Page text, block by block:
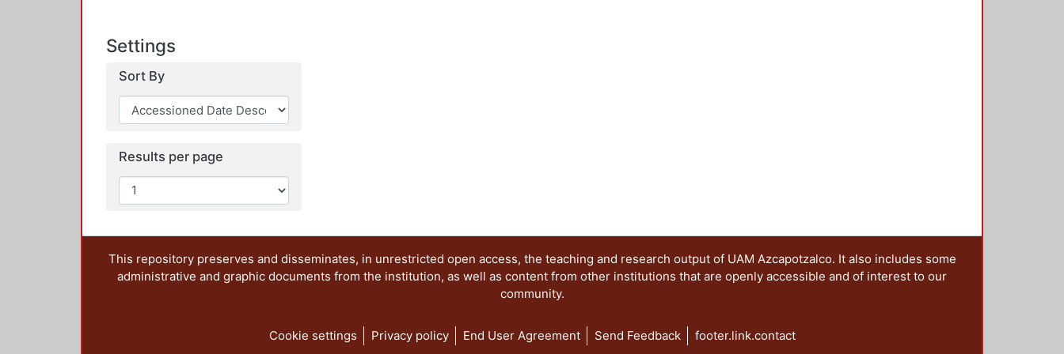
Settings
Sort By
Results per page
This repository preserves and disseminates, in unrestricted open access, the teaching and research output of UAM Azcapotzalco. It also includes some
administrative and graphic documents from the institution, as well as content from other institutions that are openly accessible and of interest to our
community.
Cookie settings Privacy policy End User Agreement Send Feedback footer.link.contact